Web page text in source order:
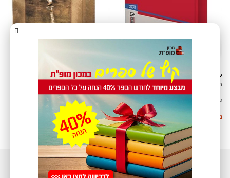
עבר בסערה – מחלוקות על סוגיות
היסטוריות בישראל
65
בחר אפשרויות
אפשר גם אחרת: סיפורי הצלחה של
שותפויות הורים בבית הספר
חינם
בחר אפשרויות